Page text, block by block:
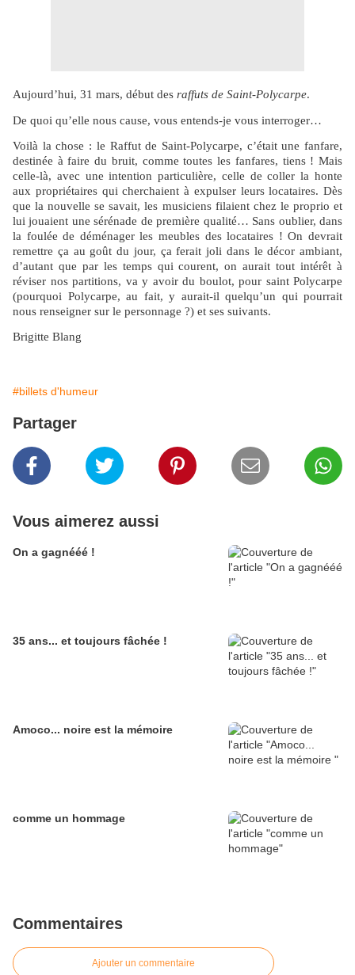
Aujourd’hui, 31 mars, début des raffuts de Saint-Polycarpe.
De quoi qu’elle nous cause, vous entends-je vous interroger…
Voilà la chose : le Raffut de Saint-Polycarpe, c’était une fanfare,
destinée à faire du bruit, comme toutes les fanfares, tiens ! Mais
celle-là, avec une intention particulière, celle de coller la honte
aux propriétaires qui cherchaient à expulser leurs locataires. Dès
que la nouvelle se savait, les musiciens filaient chez le proprio et
lui jouaient une sérénade de première qualité… Sans oublier, dans
la foulée de déménager les meubles des locataires ! On devrait
remettre ça au goût du jour, ça ferait joli dans le décor ambiant,
d’autant que par les temps qui courent, on aurait tout intérêt à
réviser nos partitions, va y avoir du boulot, pour saint Polycarpe
(pourquoi Polycarpe, au fait, y aurait-il quelqu’un qui pourrait
nous renseigner sur le personnage ?) et ses suivants.
Brigitte Blang
#billets d'humeur
Partager
Vous aimerez aussi
On a gagnééé !
35 ans... et toujours fâchée !
Amoco... noire est la mémoire
comme un hommage
Commentaires
Ajouter un commentaire